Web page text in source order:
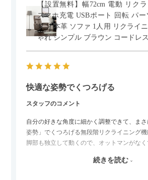
【設置無料】幅72cm 電動 リク
スマホ充電 USBポート 回転 パ
ダン 本革 ソファ 1人用 リクライ
ゃれ シンプル ブラウン コードレス
快適な姿勢でくつろげる
スタッフのコメント
自分の好きな角度に細かく調整できて、ま
姿勢」でくつろげる無段階リクライニング機
脚部も独立して動くので、オットマンがな
スマホやタブレットを充電しながらリラック
続きを読む